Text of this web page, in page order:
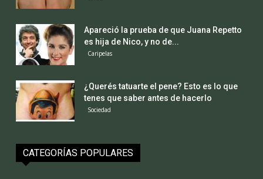
Apareció la prueba de que Juana Repetto
es hija de Nico, y no de...
Caripelas
¿Querés tatuarte el pene? Esto es lo que
tenes que saber antes de hacerlo
Sociedad
CATEGORÍAS POPULARES